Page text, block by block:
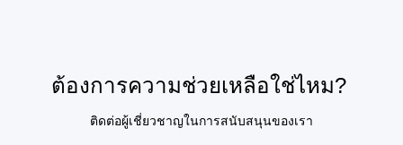
ต้องการความช่วยเหลือใช่ไหม?
ติดต่อผู้เชี่ยวชาญในการสนับสนุนของเรา